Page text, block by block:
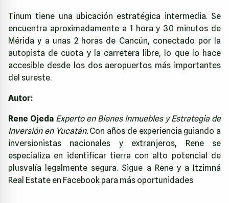
Tinum tiene una ubicación estratégica intermedia. Se
encuentra aproximadamente a 1 hora y 30 minutos de
Mérida y a unas 2 horas de Cancún, conectado por la
autopista de cuota y la carretera libre, lo que lo hace
accesible desde los dos aeropuertos más importantes
del sureste.
Autor:
Rene Ojeda Experto en Bienes Inmuebles y Estrategia de
Inversión en Yucatán.Con años de experiencia guiando a
inversionistas nacionales y extranjeros, Rene se
especializa en identificar tierra con alto potencial de
plusvalía legalmente segura. Sigue a Rene y a Itzimná
Real Estate en Facebook para más oportunidades